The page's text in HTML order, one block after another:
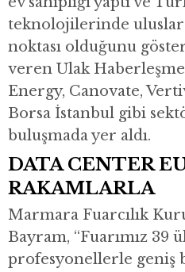
teknolojilerinde
noktası olduğunu
veren Ulak
Energy, Canovate,
Borsa İstanbul gibi
buluşmada yer aldı.
DATA CENTER
RAKAMLARLA
Marmara Fuarcılık
Bayram, “Fuarımız 39
profesyonellerle geniş